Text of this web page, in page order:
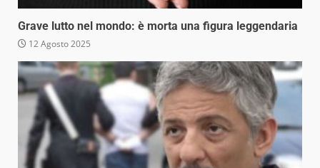
Grave lutto nel mondo: è morta una figura leggendaria
12 Agosto 2025